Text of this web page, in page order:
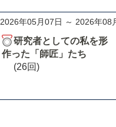
2026年05月07日 ～ 2026年08
研究者としての私を形
作った「師匠」たち
(26回)